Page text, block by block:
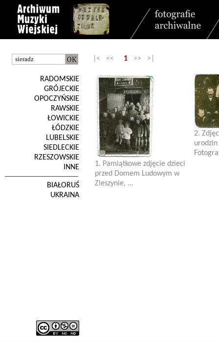
RADOMSKIE
GRÓJECKIE
OPOCZYŃSKIE
RAWSKIE
ŁOWICKIE
ŁÓDZKIE
LUBELSKIE
SIEDLECKIE
RZESZOWSKIE
INNE
BIAŁORUŚ
UKRAINA
|< << 1 >> >|
1. Pamiątkowe zdjęcie dzieci
przed Domem Ludowym w
Zleszynie, ...
2.